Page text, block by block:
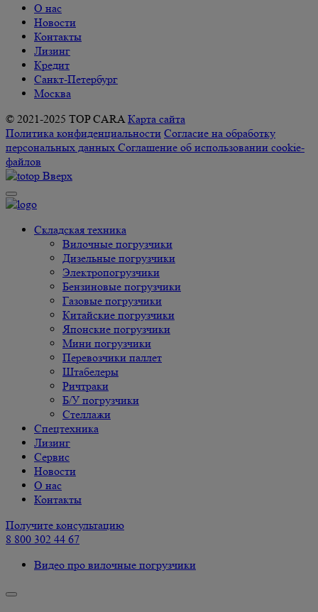
О нас
Новости
Контакты
Лизинг
Кредит
Санкт-Петербург
Москва
© 2021-2025 TOP CARA Карта сайта
Политика конфиденциальности Согласие на обработку
персональных данных Соглашение об использовании cookie-
файлов
Вверх
Складская техника
Вилочные погрузчики
Дизельные погрузчики
Электропогрузчики
Бензиновые погрузчики
Газовые погрузчики
Китайские погрузчики
Японские погрузчики
Мини погрузчики
Перевозчики паллет
Штабелеры
Ричтраки
Б/У погрузчики
Cтеллажи
Спецтехника
Лизинг
Сервис
Новости
О нас
Контакты
Получите консультацию
8 800 302 44 67
Видео про вилочные погрузчики